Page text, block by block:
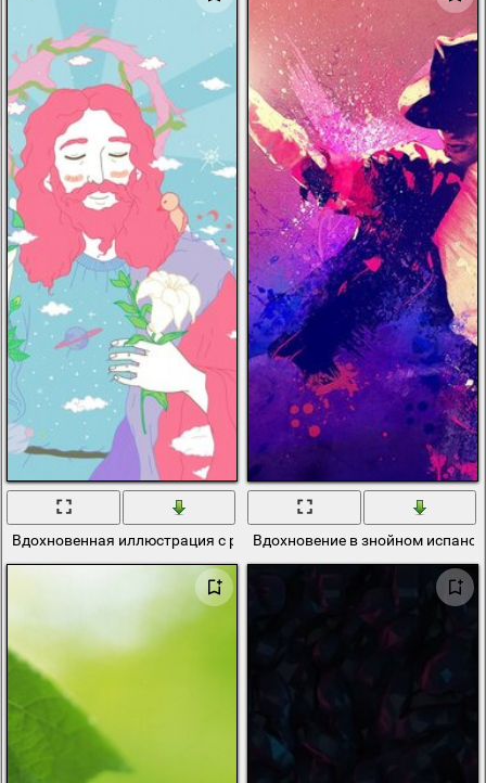
Вдохновенная иллюстрация с религиозными символами
Вдохновение в знойном